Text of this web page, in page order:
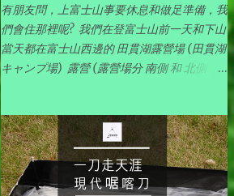
有朋友問，上富士山事要休息和做足準備，我
們會住那裡呢? 我們在登富士山前一天和下山
當天都在富士山西邊的 田貫湖露營場 (田貫湖
キャンプ場) 露營 (露營場分 南側 和 北側 ，